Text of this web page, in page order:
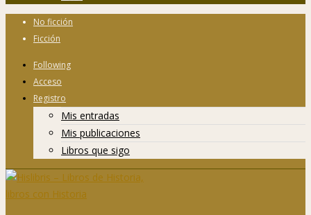
No ficción
Ficción
Following
Acceso
Registro
Mis entradas
Mis publicaciones
Libros que sigo